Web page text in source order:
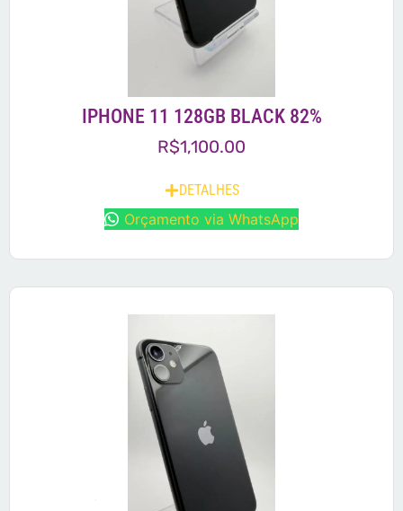
IPHONE 11 128GB BLACK 82%
R$1,100.00
DETALHES
Orçamento via WhatsApp